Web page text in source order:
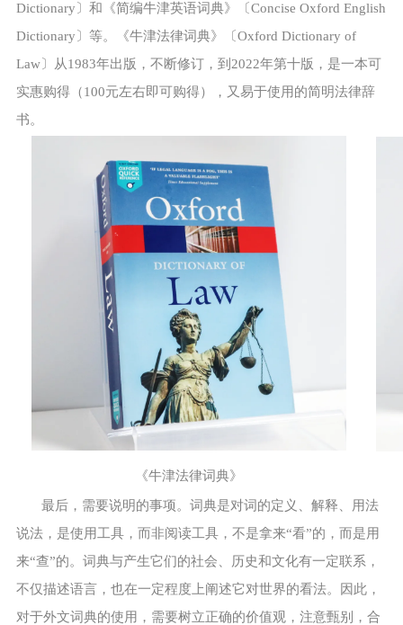
Dictionary〕和《简编牛津英语词典》〔Concise Oxford English
Dictionary〕等。《牛津法律词典》〔Oxford Dictionary of
Law〕从1983年出版，不断修订，到2022年第十版，是一本可
实惠购得（100元左右即可购得），又易于使用的简明法律辞
书。
《牛津法律词典》
最后，需要说明的事项。词典是对词的定义、解释、用法
说法，是使用工具，而非阅读工具，不是拿来“看”的，而是用
来“查”的。词典与产生它们的社会、历史和文化有一定联系，
不仅描述语言，也在一定程度上阐述它对世界的看法。因此，
对于外文词典的使用，需要树立正确的价值观，注意甄别，合